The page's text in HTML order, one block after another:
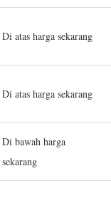
Di atas harga sekarang
Di atas harga sekarang
Di bawah harga
sekarang